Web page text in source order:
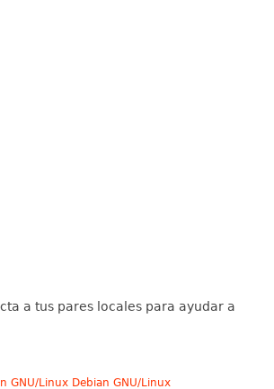
a tus pares locales para ayudar a
Debian GNU/Linux